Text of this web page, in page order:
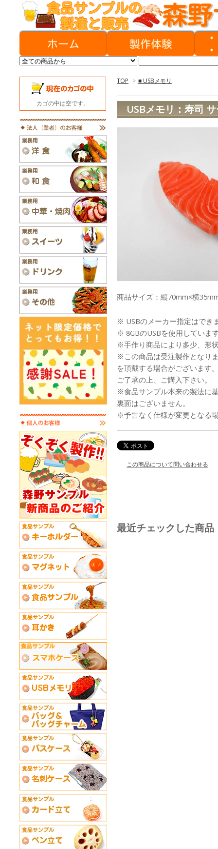
TOP > ■ USBメモリ
USBメモリ：寿司
商品サイズ：縦70mm×横
※ USBのメーカー指定はでき
※ 8GBのUSBを使用していま
※手作り商品により多少、形
※この商品は受注製作となり
を頂戴する場合がございます
ご了承の上、ご購入下さい。
※食品サンプル本来の製法に
裏面はございません。
※予告なく仕様が変更となる
この商品について問い合わせる
最近チェックした商品
カゴの中は空です。